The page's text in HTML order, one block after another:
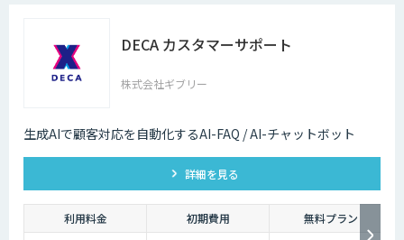
DECA カスタマーサポート
株式会社ギブリー
生成AIで顧客対応を自動化するAI-FAQ / AI-チャットボット
詳細を見る
利用料金 初期費用
無料プラン